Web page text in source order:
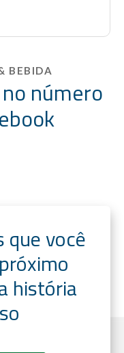
BEBIDA
número
que você
história